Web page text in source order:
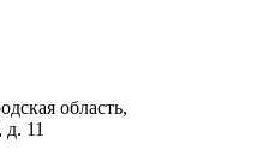
область,
11